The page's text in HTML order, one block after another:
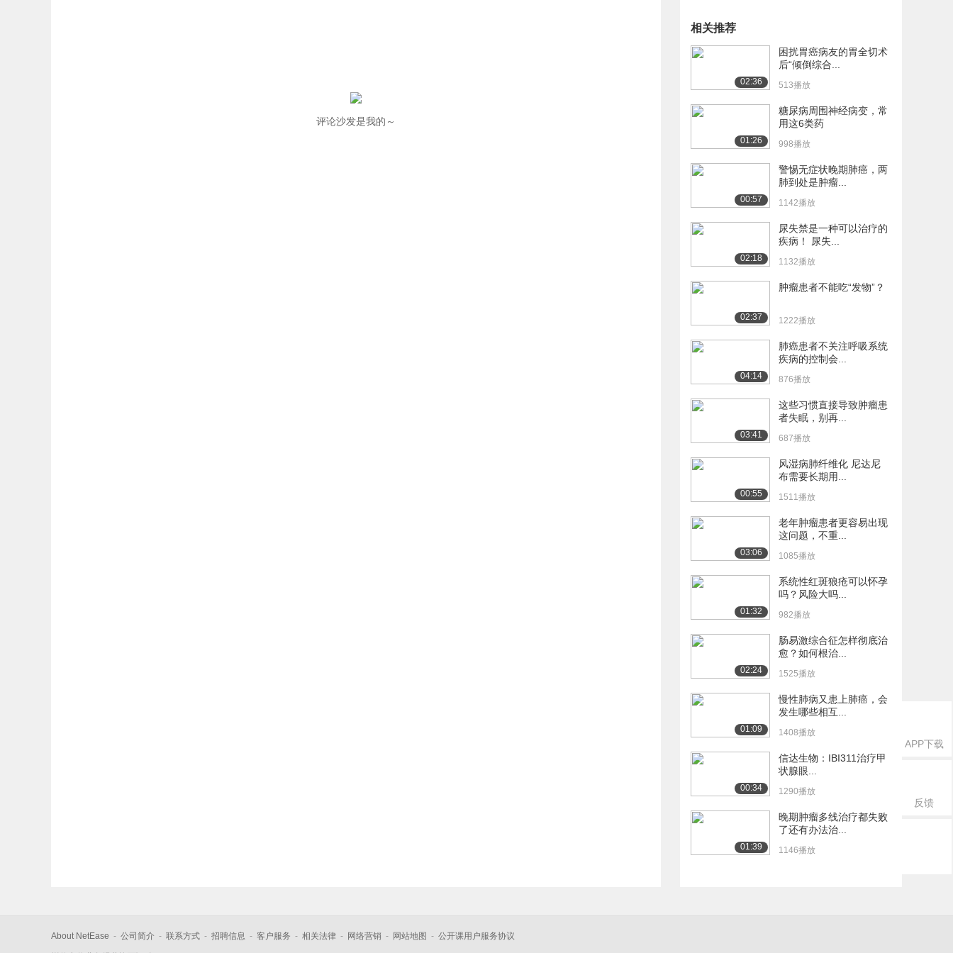
APP下载
反馈
评论沙发是我的～
相关推荐
02:36
困扰胃癌病友的胃全切术
后“倾倒综合...
513播放
01:26
糖尿病周围神经病变，常
用这6类药
998播放
00:57
警惕无症状晚期肺癌，两
肺到处是肿瘤...
1142播放
02:18
尿失禁是一种可以治疗的
疾病！ 尿失...
1132播放
02:37
肿瘤患者不能吃“发物”？
1222播放
04:14
肺癌患者不关注呼吸系统
疾病的控制会...
876播放
03:41
这些习惯直接导致肿瘤患
者失眠，别再...
687播放
00:55
风湿病肺纤维化 尼达尼
布需要长期用...
1511播放
03:06
老年肿瘤患者更容易出现
这问题，不重...
1085播放
01:32
系统性红斑狼疮可以怀孕
吗？风险大吗...
982播放
02:24
肠易激综合征怎样彻底治
愈？如何根治...
1525播放
01:09
慢性肺病又患上肺癌，会
发生哪些相互...
1408播放
00:34
信达生物：IBI311治疗甲
状腺眼...
1290播放
01:39
晚期肿瘤多线治疗都失败
了还有办法治...
1146播放
About NetEase - 公司简介 - 联系方式 - 招聘信息 - 客户服务 - 相关法律 - 网络营销 - 网站地图 - 公开课用户服务协议